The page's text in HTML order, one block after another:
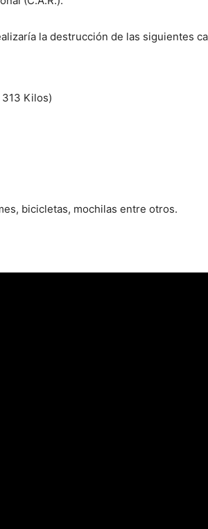
la destrucción de las siguientes
Kilos)
bicicletas, mochilas entre otros.